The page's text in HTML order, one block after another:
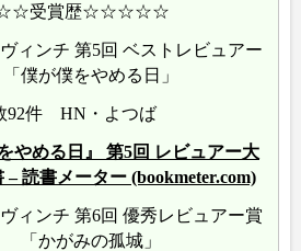
受賞歴☆☆☆☆☆
ィンチ 第5回 ベストレビュアー
僕が僕をやめる日」
92件 HN・よつば
やめる日』 第5回 レビュアー大
– 読書メーター (bookmeter.com)
ィンチ 第6回 優秀レビュアー賞
かがみの孤城」